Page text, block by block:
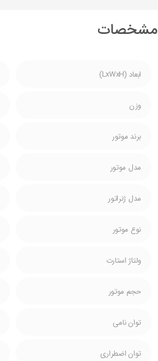
مشخصات
ابعاد (LxWxH)
وزن
برند موتور
مدل موتور
مدل ژنراتور
نوع موتور
ولتاژ استارت
حجم موتور
توان نامی
توان اضطراری